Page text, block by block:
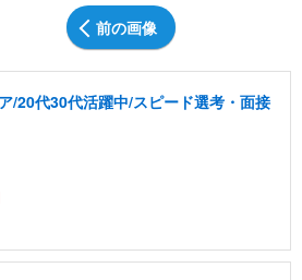
前の画像
/20代30代活躍中/スピード選考・面接